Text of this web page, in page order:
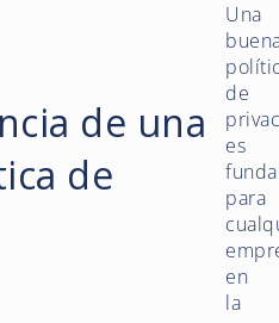
de una
de
Una
de
es
para
en
la